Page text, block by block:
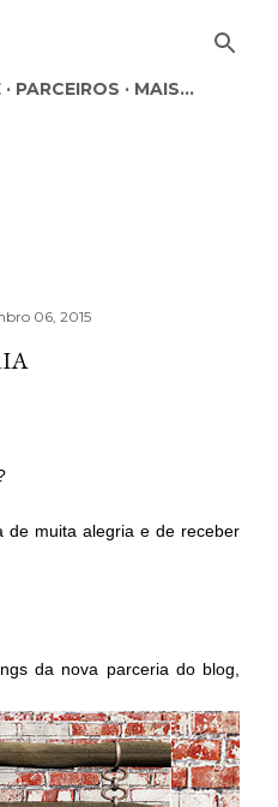
PARCEIROS MAIS…
06, 2015
de muita alegria e de receber
da nova parceria do blog,